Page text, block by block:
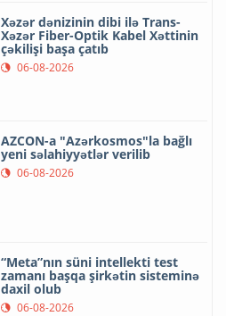
Xəzər dənizinin dibi ilə Trans-
Xəzər Fiber-Optik Kabel Xəttinin
çəkilişi başa çatıb
06-08-2026
AZCON-a "Azərkosmos"la bağlı
yeni səlahiyyətlər verilib
06-08-2026
“Meta”nın süni intellekti test
zamanı başqa şirkətin sisteminə
daxil olub
06-08-2026